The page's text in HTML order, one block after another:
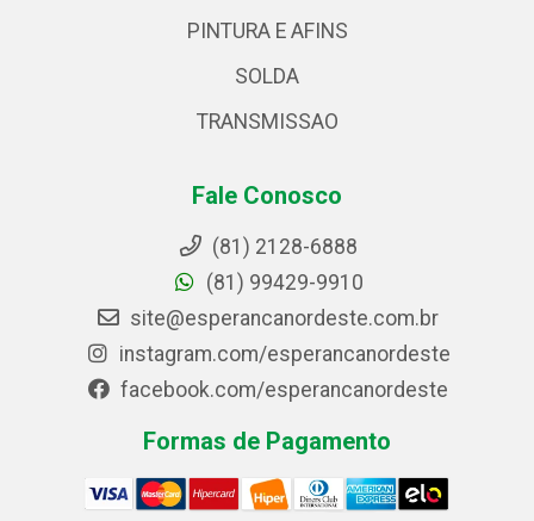
PINTURA E AFINS
SOLDA
TRANSMISSAO
Fale Conosco
(81) 2128-6888
(81) 99429-9910
site@esperancanordeste.com.br
instagram.com/esperancanordeste
facebook.com/esperancanordeste
Formas de Pagamento